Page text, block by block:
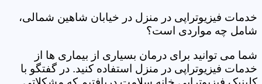
خدمات فیزیوتراپی در منزل در خیابان شاهین شمالی،
شامل چه مواردی است؟
شما می توانید برای درمان بسیاری از بیماری ها از
خدمات فیزیوتراپی در منزل استفاده کنید. در گفتگو با